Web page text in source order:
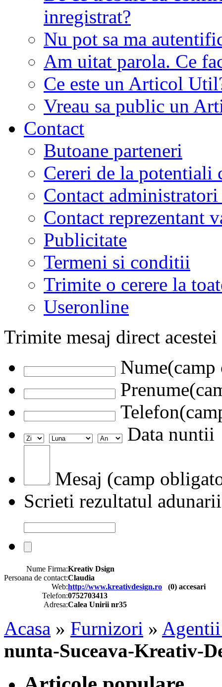
inregistrat?
Nu pot sa ma
Am uitat parola. Ce
Ce este un Articol
Vreau sa public un
Contact
Butoane parteneri
Cereri de la potentiali
Contact
Contact reprezentant
Publicitate
Termeni si conditii
Trimite o cerere la
Useronline
Trimite mesaj direct
Data nuntii
Mesaj (camp
Scrieti rezultatul adunarii
Nume Firma:Kreativ Dsign
Persoana de contact:Claudia
Web:http://www.kreativdesign.ro (0) accesari
Telefon:0752703413
Adresa:Calea Unirii nr35
Acasa » Furnizori »
nunta-Suceava-Kreativ-